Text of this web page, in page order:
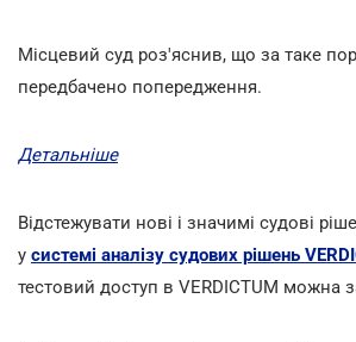
Місцевий суд роз'яснив, що за таке
передбачено попередження.
Детальніше
Відстежувати нові і значимі судові
у системі аналізу судових рішень
тестовий доступ в VERDICTUM можна